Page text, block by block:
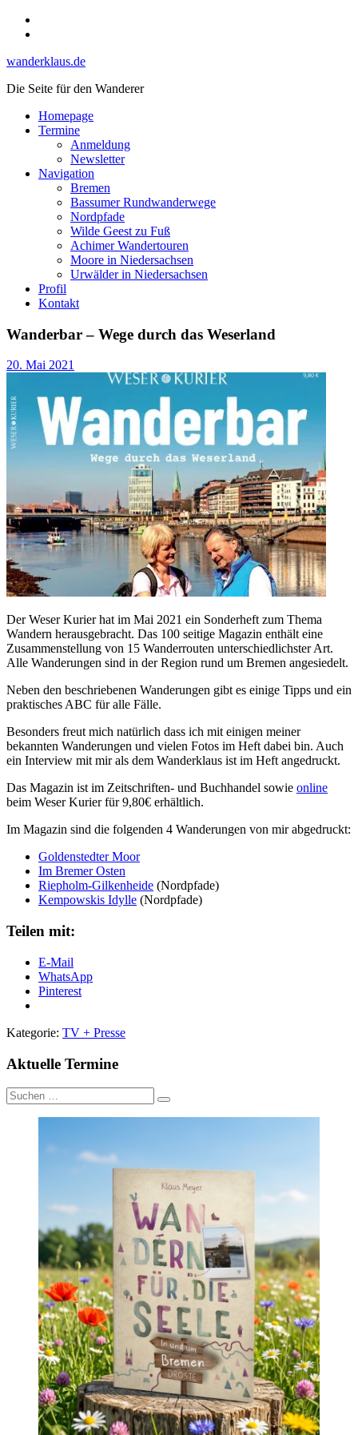
Skip
wanderklaus.de
Die Seite für den Wanderer
Homepage
Termine
Anmeldung
Newsletter
Navigation
Bremen
Bassumer Rundwanderwege
Nordpfade
Wilde Geest zu Fuß
Achimer Wandertouren
Moore in Niedersachsen
Urwälder in Niedersachsen
Profil
Kontakt
Wanderbar – Wege durch das Weserland
20. Mai 2021
Der Weser Kurier hat im Mai 2021 ein Sonderheft zum Thema
Wandern herausgebracht. Das 100 seitige Magazin enthält eine
Zusammenstellung von 15 Wanderrouten unterschiedlichster Art.
Alle Wanderungen sind in der Region rund um Bremen angesiedelt.
Neben den beschriebenen Wanderungen gibt es einige Tipps und ein
praktisches ABC für alle Fälle.
Besonders freut mich natürlich dass ich mit einigen meiner
bekannten Wanderungen und vielen Fotos im Heft dabei bin. Auch
ein Interview mit mir als dem Wanderklaus ist im Heft angedruckt.
Das Magazin ist im Zeitschriften- und Buchhandel sowie online
beim Weser Kurier für 9,80€ erhältlich.
Im Magazin sind die folgenden 4 Wanderungen von mir abgedruckt:
Goldenstedter Moor
Im Bremer Osten
Riepholm-Gilkenheide (Nordpfade)
Kempowskis Idylle (Nordpfade)
Teilen mit:
E-Mail
WhatsApp
Pinterest
Kategorie: TV + Presse
Aktuelle Termine
Suche
nach: